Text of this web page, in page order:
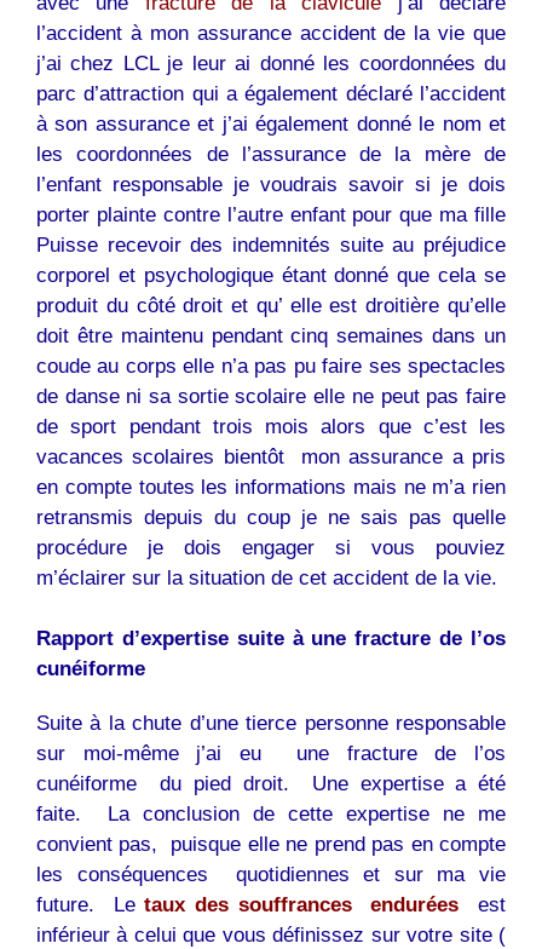
l’accident à mon assurance accident de la vie que
j’ai chez LCL je leur ai donné les coordonnées du
parc d’attraction qui a également déclaré l’accident
à son assurance et j’ai également donné le nom et
les coordonnées de l’assurance de la mère de
l’enfant responsable je voudrais savoir si je dois
porter plainte contre l’autre enfant pour que ma fille
Puisse recevoir des indemnités suite au préjudice
corporel et psychologique étant donné que cela se
produit du côté droit et qu’ elle est droitière qu’elle
doit être maintenu pendant cinq semaines dans un
coude au corps elle n’a pas pu faire ses spectacles
de danse ni sa sortie scolaire elle ne peut pas faire
de sport pendant trois mois alors que c’est les
vacances scolaires bientôt mon assurance a pris
en compte toutes les informations mais ne m’a rien
retransmis depuis du coup je ne sais pas quelle
procédure je dois engager si vous pouviez
m’éclairer sur la situation de cet accident de la vie.
Rapport d’expertise suite à une fracture de l’os
cunéiforme
Suite à la chute d’une tierce personne responsable
sur moi-même j’ai eu une fracture de l’os
cunéiforme du pied droit. Une expertise a été
faite. La conclusion de cette expertise ne me
convient pas, puisque elle ne prend pas en compte
les conséquences quotidiennes et sur ma vie
future. Letaux des souffrances endurées est
inférieur à celui que vous définissez sur votre site (